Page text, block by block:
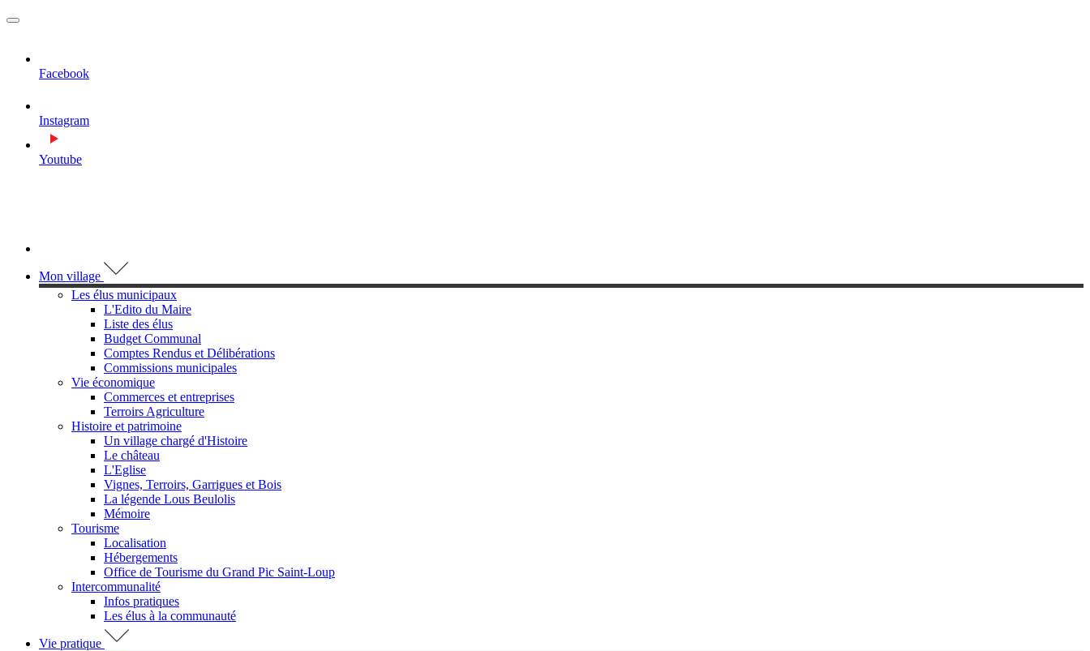
MENU
Facebook
Instagram
Youtube
Mon village
Les élus municipaux
L'Edito du Maire
Liste des élus
Budget Communal
Comptes Rendus et Délibérations
Commissions municipales
Vie économique
Commerces et entreprises
Terroirs Agriculture
Histoire et patrimoine
Un village chargé d'Histoire
Le château
L'Eglise
Vignes, Terroirs, Garrigues et Bois
La légende Lous Beulolis
Mémoire
Tourisme
Localisation
Hébergements
Office de Tourisme du Grand Pic Saint-Loup
Intercommunalité
Infos pratiques
Les élus à la communauté
Vie pratique